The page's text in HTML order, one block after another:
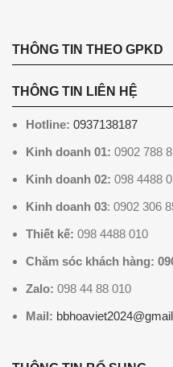
THÔNG TIN THEO GPKD
THÔNG TIN LIÊN HỆ
Hotline: 0937138187
Kinh doanh 01: 0902 788
Kinh doanh 02: 098 4488
Kinh doanh 03: 0902 306
Thiết kế: 098 4488 010
Chăm sóc khách hàng:
Zalo: 098 44 88 010
Mail: